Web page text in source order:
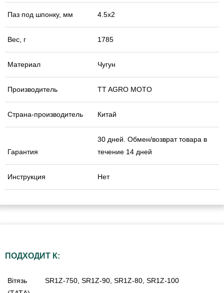
Паз под шпонку, мм 4.5х2
Вес, г 1785
Материал Чугун
Производитель TT AGRO MOTO
Страна-производитель Китай
Гарантия
30 дней. Обмен/возврат товара в
течение 14 дней
Инструкция Нет
ПОДХОДИТ К:
Вітязь
SR1Z-750, SR1Z-90, SR1Z-80, SR1Z-100